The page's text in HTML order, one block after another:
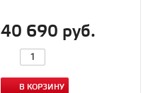
40 690 руб.
В КОРЗИНУ